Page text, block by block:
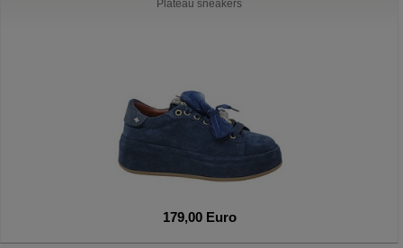
Plateau sneakers
179,00 Euro